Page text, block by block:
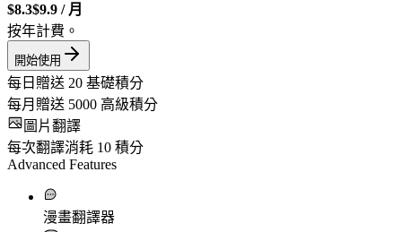
$8.3$9.9 / 月
按年計費。
開始使用
每日贈送 20 基礎積分
每月贈送 5000 高級積分
圖片翻譯
每次翻譯消耗 10 積分
Advanced Features
漫畫翻譯器